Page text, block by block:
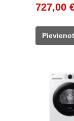
Original
was:
861,00 €.
727,00